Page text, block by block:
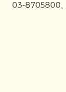
03-8705800。